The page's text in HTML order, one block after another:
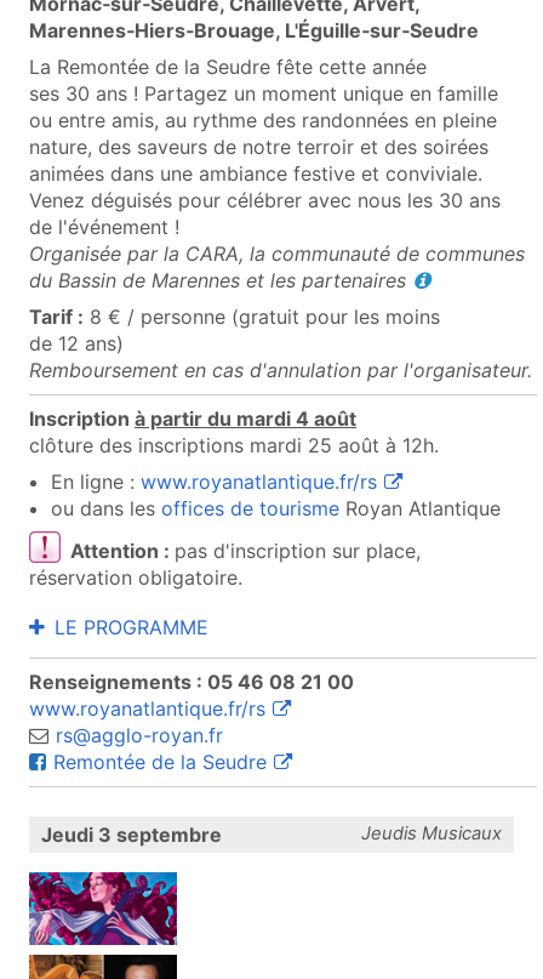
Marennes‑Hiers‑Brouage, L'Éguille‑sur‑Seudre
La Remontée de la Seudre fête cette année
ses 30 ans ! Partagez un moment unique en famille
ou entre amis, au rythme des randonnées en pleine
nature, des saveurs de notre terroir et des soirées
animées dans une ambiance festive et conviviale.
Venez déguisés pour célébrer avec nous les 30 ans
de l'événement !
Organisée par la CARA, la communauté de communes
du Bassin de Marennes et les partenaires
Tarif : 8 € / personne (gratuit pour les moins
de 12 ans)
Remboursement en cas d'annulation par l'organisateur.
Inscription à partir du mardi 4 août
clôture des inscriptions mardi 25 août à 12h.
En ligne : www.royanatlantique.fr/rs(ouvre une
ou dans les offices de tourisme(ouvre une nouvelle
Royan Atlantique
Attention : pas d'inscription sur place,
réservation obligatoire.
LE PROGRAMME
Renseignements : 05 46 08 21 00
www.royanatlantique.fr/rs(ouvre une nouvelle fenêtre)
rs@agglo-royan.fr
Remontée de la Seudre(ouvre une nouvelle fenêtre)
Jeudi 3 septembre Jeudis Musicaux